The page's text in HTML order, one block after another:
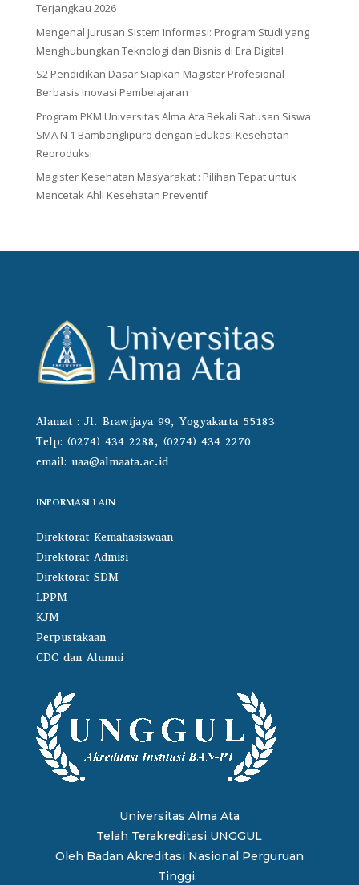
Terjangkau 2026
Mengenal Jurusan Sistem Informasi: Program Studi yang
Menghubungkan Teknologi dan Bisnis di Era Digital
S2 Pendidikan Dasar Siapkan Magister Profesional
Berbasis Inovasi Pembelajaran
Program PKM Universitas Alma Ata Bekali Ratusan Siswa
SMA N 1 Bambanglipuro dengan Edukasi Kesehatan
Reproduksi
Magister Kesehatan Masyarakat : Pilihan Tepat untuk
Mencetak Ahli Kesehatan Preventif
Alamat : Jl. Brawijaya 99, Yogyakarta 55183
Telp: (0274) 434 2288, (0274) 434 2270
email: uaa@almaata.ac.id
INFORMASI LAIN
Direktorat Kemahasiswaan
Direktorat Admisi
Direktorat SDM
LPPM
KJM
Perpustakaan
CDC dan Alumni
Universitas Alma Ata
Telah Terakreditasi UNGGUL
Oleh Badan Akreditasi Nasional Perguruan
Tinggi.